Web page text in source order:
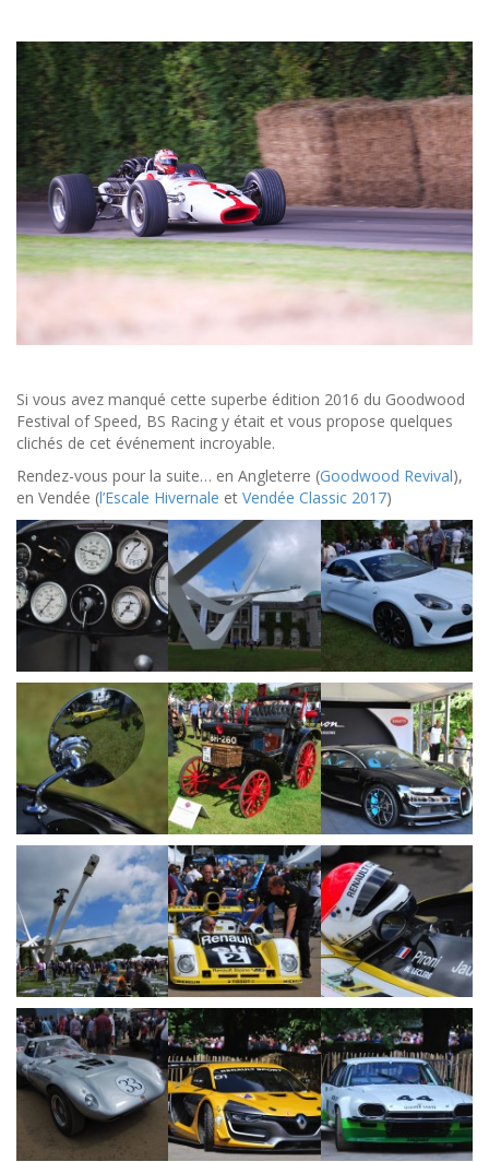
Si vous avez manqué cette superbe édition 2016 du Goodwood
Festival of Speed, BS Racing y était et vous propose quelques
clichés de cet événement incroyable.
Rendez-vous pour la suite… en Angleterre (Goodwood Revival),
en Vendée (l’Escale Hivernale et Vendée Classic 2017)